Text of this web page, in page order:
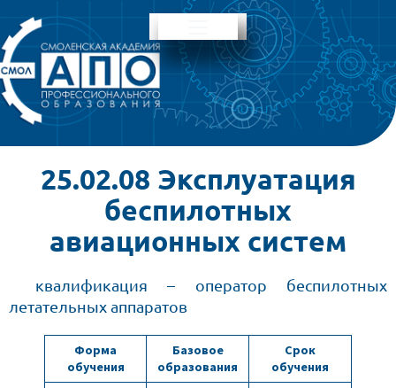
25.02.08 Эксплуатация
беспилотных
авиационных систем
квалификация – оператор беспилотных
летательных аппаратов
Форма
обучения
Базовое
образования
Срок
обучения